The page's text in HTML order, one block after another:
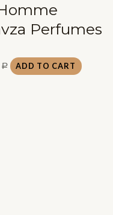
Perfumes
Р ADD TO CART